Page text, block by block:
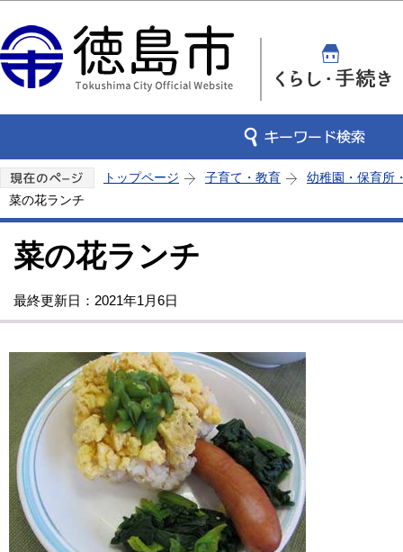
トップページ 子育て・教育
幼稚園・保育所
菜の花ランチ
菜の花ランチ
最終更新日：2021年1月6日